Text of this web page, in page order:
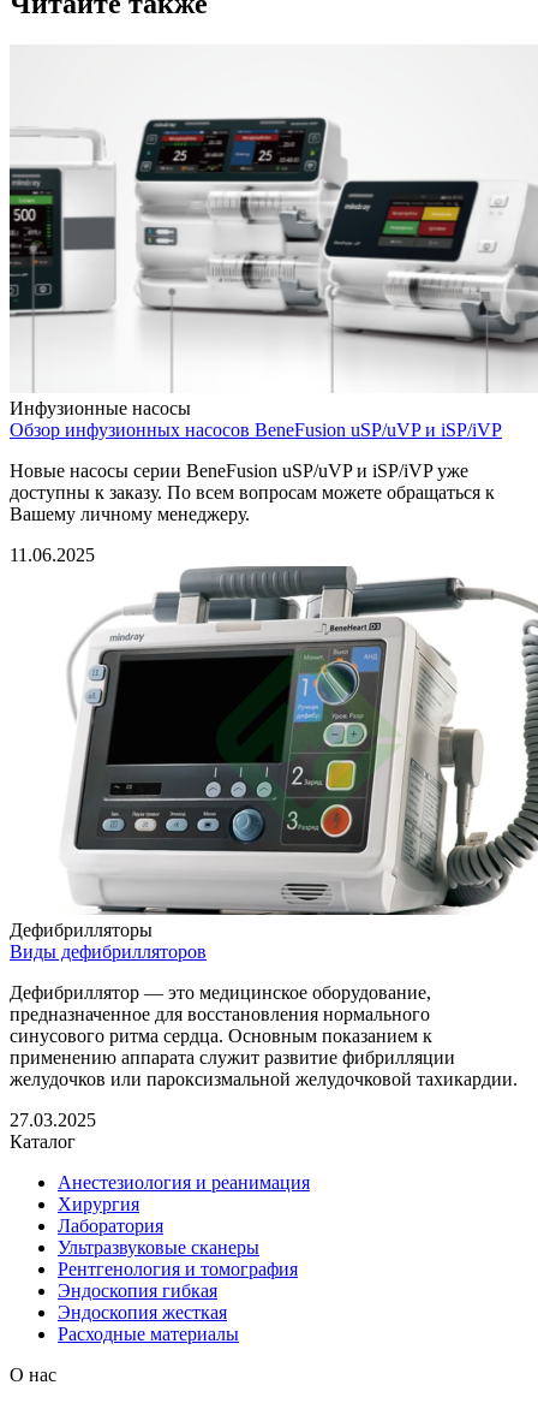
Инфузионные насосы
Обзор инфузионных насосов BeneFusion uSP/uVP и iSP/iVP
Новые насосы серии BeneFusion uSP/uVP и iSP/iVP уже
доступны к заказу. По всем вопросам можете обращаться к
Вашему личному менеджеру.
11.06.2025
Дефибрилляторы
Виды дефибрилляторов
Дефибриллятор — это медицинское оборудование,
предназначенное для восстановления нормального
синусового ритма сердца. Основным показанием к
применению аппарата служит развитие фибрилляции
желудочков или пароксизмальной желудочковой тахикардии.
27.03.2025
Каталог
Анестезиология и реанимация
Хирургия
Лаборатория
Ультразвуковые сканеры
Рентгенология и томография
Эндоскопия гибкая
Эндоскопия жесткая
Расходные материалы
О нас